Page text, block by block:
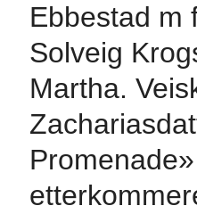
Ebbestad m
Solveig
Martha.